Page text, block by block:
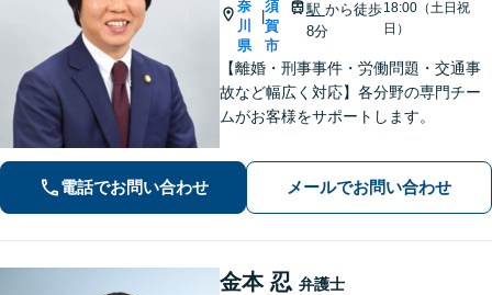
奈
川
県
須
賀
市
駅 から徒歩
8分
18:00（土日祝
日）
【離婚・刑事事件・労働問題・交通事
故など幅広く対応】各分野の専門チー
ムがお客様をサポートします。
電話でお問い合わせ メールでお問い合わせ
金本 忍 弁護士